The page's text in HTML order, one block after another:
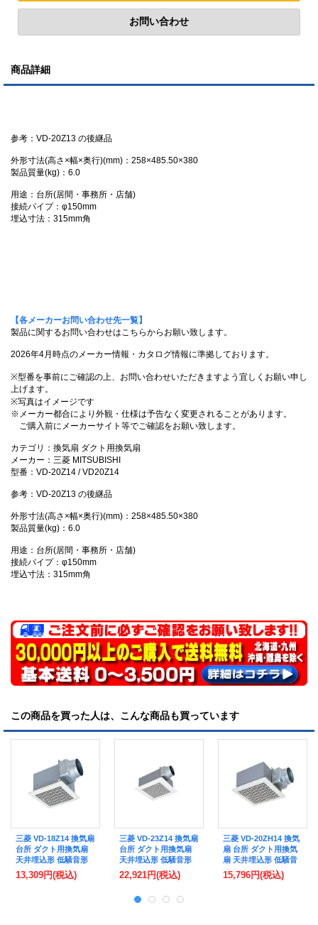
商品詳細
参考：VD-20Z13 の後継品
外形寸法(高さ×幅×奥行)(mm)：258×485.50×380
製品質量(kg)：6.0
用途：台所(居間・事務所・店舗)
接続パイプ：φ150mm
埋込寸法：315mm角
【各メーカーお問い合わせ先一覧】
製品に関するお問い合わせはこちらからお願い致します。
2026年4月時点のメーカー情報・カタログ情報に準拠しております。
※型番を事前にご確認の上、お問い合わせいただきますよう宜しくお願い申し
上げます。
※写真はイメージです
※メーカー都合により外観・仕様は予告なく変更されることがあります。
ご購入前にメーカーサイト等でご確認をお願い致します。
カテゴリ：換気扇 ダクト用換気扇
メーカー：三菱 MITSUBISHI
型番：VD-20Z14 / VD20Z14
参考：VD-20Z13 の後継品
外形寸法(高さ×幅×奥行)(mm)：258×485.50×380
製品質量(kg)：6.0
用途：台所(居間・事務所・店舗)
接続パイプ：φ150mm
埋込寸法：315mm角
この商品を買った人は、こんな商品も買っています
三菱 VD-18Z14 換気扇
台所 ダクト用換気扇
天井埋込形 低騒音形
(VD-18Z13 後継品)
13,309円(税込)
三菱 VD-23Z14 換気扇
台所 ダクト用換気扇
天井埋込形 低騒音形
(VD-23Z13 後継品)
22,921円(税込)
三菱 VD-20ZH14 換気
扇 台所 ダクト用換気
扇 天井埋込形 低騒音
形 (VD-20ZH13 後継
品)
15,796円(税込)